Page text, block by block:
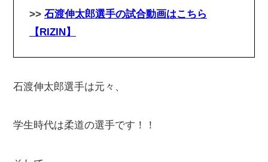
>> 石渡伸太郎選手の試合動画はこちら
【RIZIN】
石渡伸太郎選手は元々、
学生時代は柔道の選手です！！